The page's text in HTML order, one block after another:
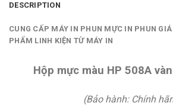
DESCRIPTION
CUNG CẤP MÁY IN PHUN MỰC IN PHUN
PHẨM LINH KIỆN TỪ MÁY IN
Hộp mực màu HP 508A
(Bảo hành: Chính